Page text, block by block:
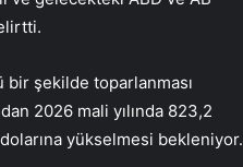
bir şekilde toparlanması
2026 mali yılında 823,2
yükselmesi bekleniyor.